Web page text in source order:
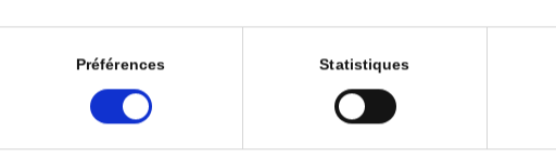
Préférences Statistiques
de gueule », mais je préfère parler d’alerte car il nous faut, nous
de notre expertise sur le vieillissement.
au « Aging ». Il aura fallu attendre que le baby-boom devienne
en biologie-santé trouvent un intérêt au vieillissement et à
que le vieillissement devient plus qu’intéressant, il devient une